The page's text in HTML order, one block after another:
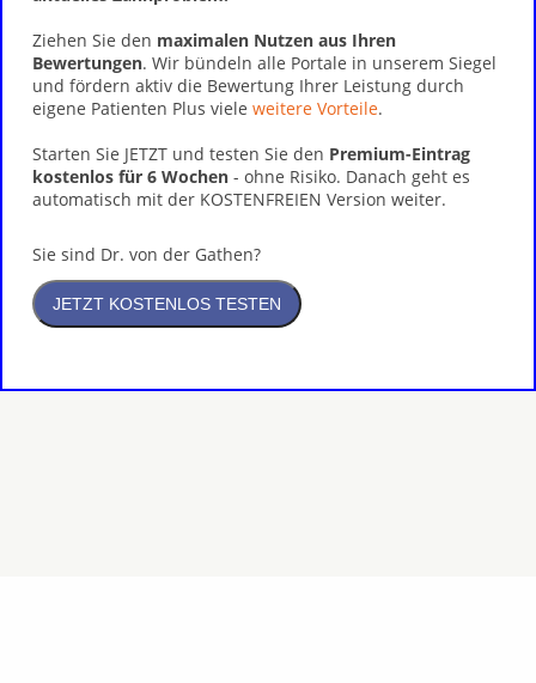
Ziehen Sie den maximalen Nutzen aus Ihren
Bewertungen. Wir bündeln alle Portale in unserem Siegel
und fördern aktiv die Bewertung Ihrer Leistung durch
eigene Patienten Plus viele weitere Vorteile.
Starten Sie JETZT und testen Sie den Premium-Eintrag
kostenlos für 6 Wochen - ohne Risiko. Danach geht es
automatisch mit der KOSTENFREIEN Version weiter.
Sie sind Dr. von der Gathen?